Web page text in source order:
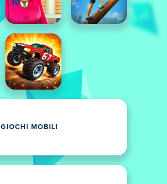
GIOCHI MOBILI